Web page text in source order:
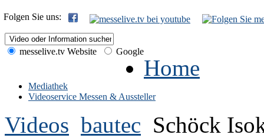
Folgen Sie uns:
messelive.tv Website Google
Home
Mediathek
Videoservice Messen & Aussteller
Videos bautec Schöck